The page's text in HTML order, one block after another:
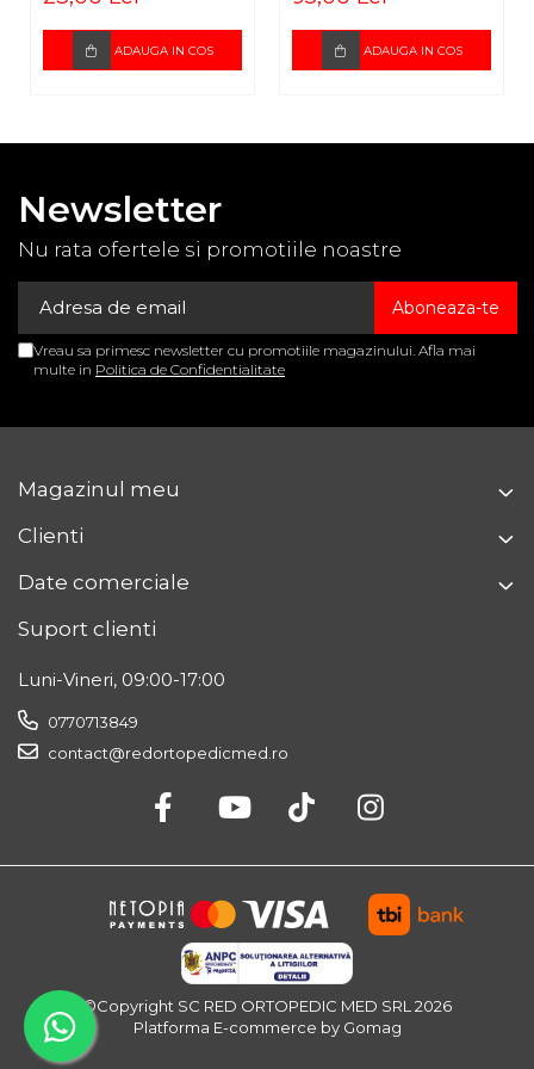
Extra
ADAUGA IN COS
Advance
ADAUGA IN COS
Newsletter
Nu rata ofertele si promotiile noastre
Vreau sa primesc newsletter cu promotiile magazinului. Afla mai
multe in Politica de Confidentialitate
Magazinul meu
Clienti
Date comerciale
Suport clienti
Luni-Vineri, 09:00-17:00
0770713849
contact@redortopedicmed.ro
©Copyright SC RED ORTOPEDIC MED SRL 2026
Platforma E-commerce by Gomag